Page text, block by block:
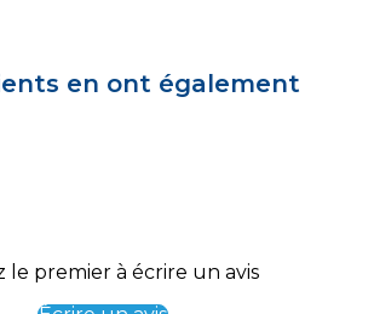
en ont également
le premier à écrire un avis